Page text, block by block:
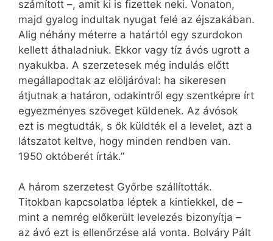
számított –, amit ki is fizettek neki. Vonaton,
majd gyalog indultak nyugat felé az éjszakában.
Alig néhány méterre a határtól egy szurdokon
kellett áthaladniuk. Ekkor vagy tíz ávós ugrott a
nyakukba. A szerzetesek még indulás előtt
megállapodtak az elöljáróval: ha sikeresen
átjutnak a határon, odakintről egy szentképre írt
egyezményes szöveget küldenek. Az ávósok
ezt is megtudták, s ők küldték el a levelet, azt a
látszatot keltve, hogy minden rendben van.
1950 októberét írták.”
A három szerzetest Győrbe szállították.
Titokban kapcsolatba léptek a kintiekkel, de –
mint a nemrég előkerült levelezés bizonyítja –
az ávó ezt is ellenőrzése alá vonta. Bolváry Pált